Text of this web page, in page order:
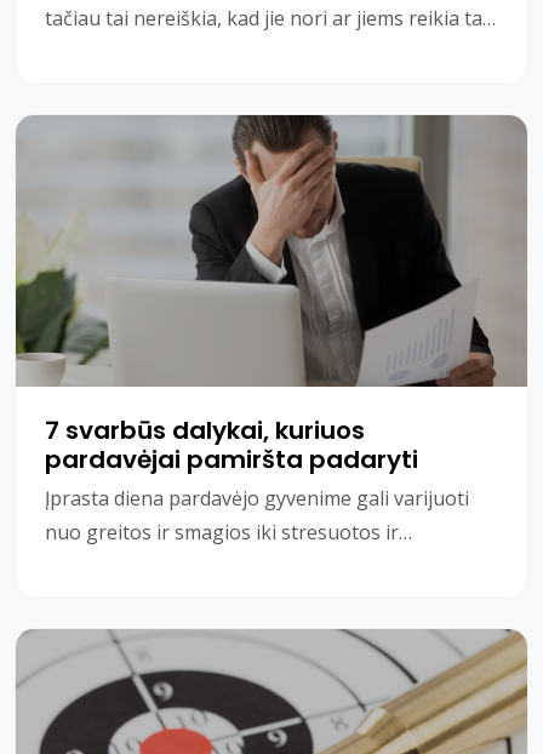
tačiau tai nereiškia, kad jie nori ar jiems reikia tai
7 svarbūs dalykai, kuriuos
pardavėjai pamiršta padaryti
Įprasta diena pardavėjo gyvenime gali varijuoti
nuo greitos ir smagios iki stresuotos ir